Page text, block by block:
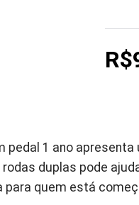
pedal 1 ano
duplas pode
para quem está